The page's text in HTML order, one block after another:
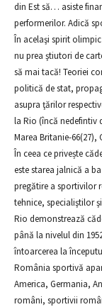
din Est să… asiste
performerilor. Adică
În acelaşi spirit
nu prea ştiutori de
să mai tacă! Teoriei
politică de stat,
asupra ţărilor
la Rio (încă nedefintiv
Marea Britanie-66(27),
În ceea ce privește
este starea jalnică a
pregătire a sportivilor
tehnice, specialiştilor
Rio demonstrează
până la nivelul din
întoarcerea la
România sportivă
America, Germania,
români, sportivii